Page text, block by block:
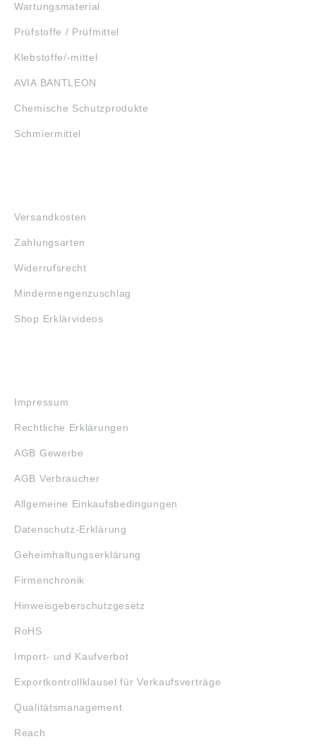
Wartungsmaterial
Prüfstoffe / Prüfmittel
Klebstoffe/-mittel
AVIA BANTLEON
Chemische Schutzprodukte
Schmiermittel
Versandkosten
Zahlungsarten
Widerrufsrecht
Mindermengenzuschlag
Shop Erklärvideos
Impressum
Rechtliche Erklärungen
AGB Gewerbe
AGB Verbraucher
Allgemeine Einkaufsbedingungen
Datenschutz-Erklärung
Geheimhaltungserklärung
Firmenchronik
Hinweisgeberschutzgesetz
RoHS
Import- und Kaufverbot
Exportkontrollklausel für Verkaufsverträge
Qualitätsmanagement
Reach